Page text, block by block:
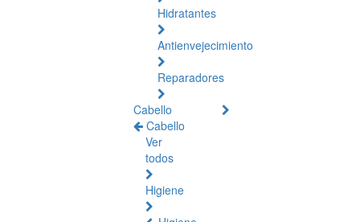
Hidratantes
Antienvejecimiento
Reparadores
Cabello
Cabello
Ver
todos
Higiene